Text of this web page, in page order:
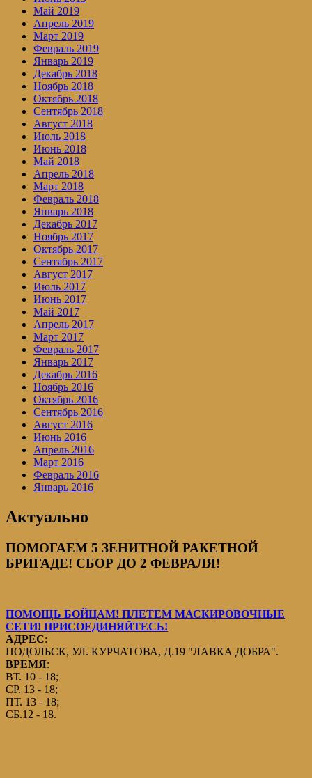
Май 2019
Апрель 2019
Март 2019
Февраль 2019
Январь 2019
Декабрь 2018
Ноябрь 2018
Октябрь 2018
Сентябрь 2018
Август 2018
Июль 2018
Июнь 2018
Май 2018
Апрель 2018
Март 2018
Февраль 2018
Январь 2018
Декабрь 2017
Ноябрь 2017
Октябрь 2017
Сентябрь 2017
Август 2017
Июль 2017
Июнь 2017
Май 2017
Апрель 2017
Март 2017
Февраль 2017
Январь 2017
Декабрь 2016
Ноябрь 2016
Октябрь 2016
Сентябрь 2016
Август 2016
Июнь 2016
Апрель 2016
Март 2016
Февраль 2016
Январь 2016
Актуально
ПОМОГАЕМ 5 ЗЕНИТНОЙ РАКЕТНОЙ
БРИГАДЕ! СБОР ДО 2 ФЕВРАЛЯ!
ПОМОЩЬ БОЙЦАМ! ПЛЕТЕМ МАСКИРОВОЧНЫЕ
СЕТИ! ПРИСОЕДИНЯЙТЕСЬ!
АДРЕС:
ПОДОЛЬСК, УЛ. КУРЧАТОВА, Д.19 "ЛАВКА ДОБРА".
ВРЕМЯ:
ВТ. 10 - 18;
СР. 13 - 18;
ПТ. 13 - 18;
СБ.12 - 18.